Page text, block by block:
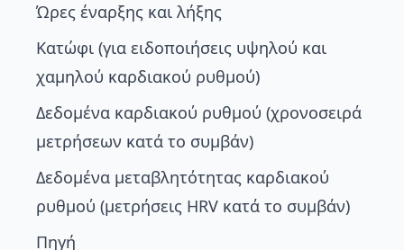
Ώρες έναρξης και λήξης
Κατώφι (για ειδοποιήσεις υψηλού και
χαμηλού καρδιακού ρυθμού)
Δεδομένα καρδιακού ρυθμού (χρονοσειρά
μετρήσεων κατά το συμβάν)
Δεδομένα μεταβλητότητας καρδιακού
ρυθμού (μετρήσεις HRV κατά το συμβάν)
Πηγή